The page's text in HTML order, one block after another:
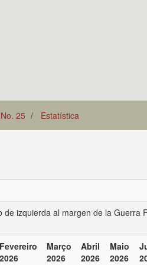
No. 25 Estatística
izquierda al margen de la Guerra
Fevereiro
2026
Março
2026
Abril
2026
Maio
2026